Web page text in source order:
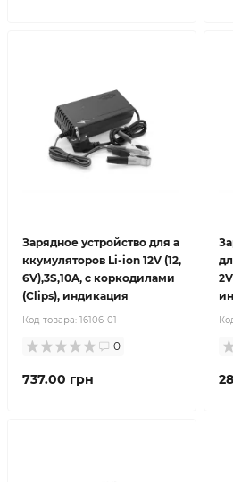
Зарядное устройство для а
ккумуляторов Li-ion 12V (12,
6V),3S,10A, с коркодилами
(Clips), индикация
Код товара: 16106-01
0
737.00 грн